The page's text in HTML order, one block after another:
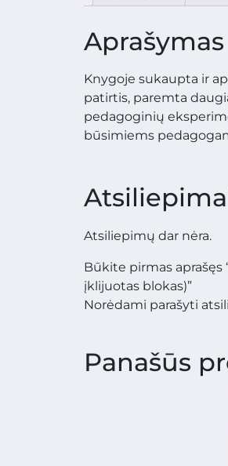
Aprašymas
Knygoje sukaupta ir
patirtis, paremta
pedagoginių
būsimiems
Atsiliepimų dar nėra.
Būkite pirmas aprašęs
įklijuotas blokas)”
Norėdami parašyti
Panašūs